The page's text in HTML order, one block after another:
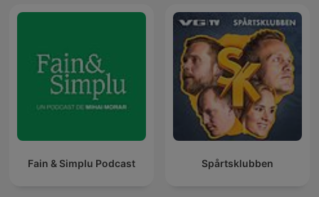
Fain & Simplu Podcast Spårtsklubben